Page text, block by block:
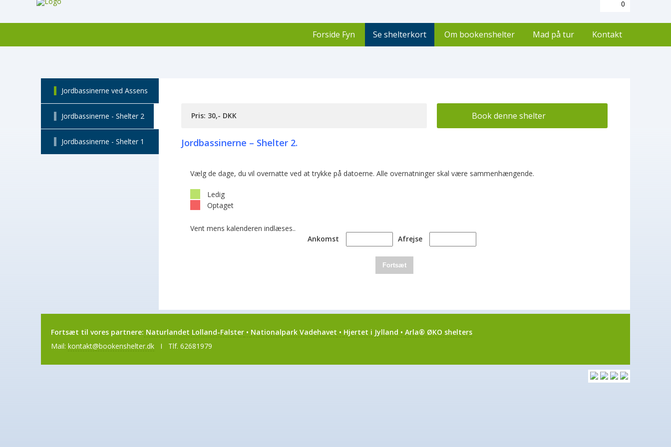
0
Forside Fyn Se shelterkort Om bookenshelter Mad på tur Kontakt
Jordbassinerne ved Assens
Jordbassinerne - Shelter 2
Jordbassinerne - Shelter 1
Pris: 30,- DKK Book denne shelter
Jordbassinerne – Shelter 2.
Vælg de dage, du vil overnatte ved at trykke på datoerne. Alle overnatninger skal være sammenhængende.
Ledig
Optaget
Vent mens kalenderen indlæses..
Ankomst
Afrejse
Fortsæt
Fortsæt til vores partnere: Naturlandet Lolland-Falster • Nationalpark Vadehavet • Hjertet i Jylland • Arla® ØKO shelters
Mail: kontakt@bookenshelter.dk I Tlf. 62681979